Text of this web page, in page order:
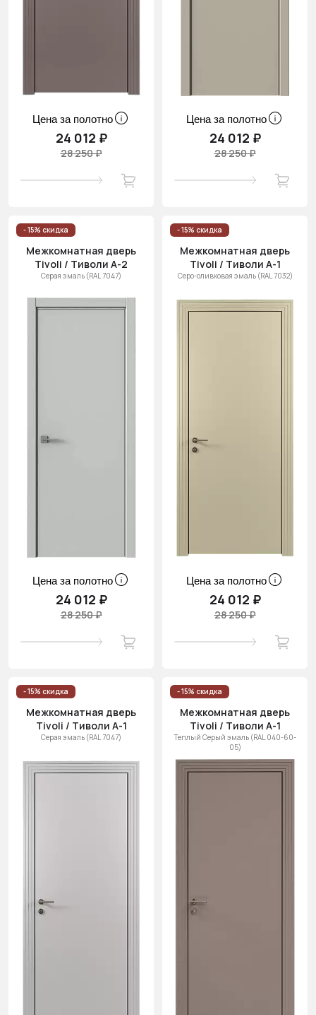
Цена за полотно
24 012 ₽
28 250 ₽
Цена за полотно
24 012 ₽
28 250 ₽
- 15% скидка
Межкомнатная дверь
Tivoli / Тиволи А-2
Серая эмаль (RAL 7047)
Цена за полотно
24 012 ₽
28 250 ₽
- 15% скидка
Межкомнатная дверь
Tivoli / Тиволи А-1
Серо-оливковая эмаль (RAL 7032)
Цена за полотно
24 012 ₽
28 250 ₽
- 15% скидка
Межкомнатная дверь
Tivoli / Тиволи А-1
Серая эмаль (RAL 7047)
- 15% скидка
Межкомнатная дверь
Tivoli / Тиволи А-1
Теплый Серый эмаль (RAL 040-60-
05)